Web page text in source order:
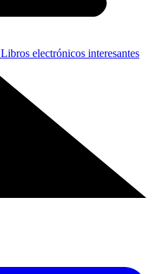
Libros electrónicos interesantes